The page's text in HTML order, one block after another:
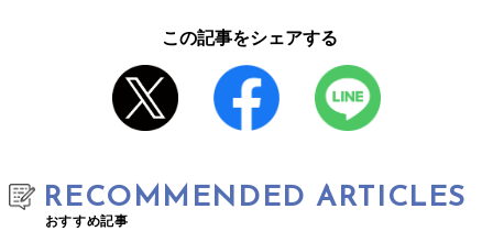
この記事をシェアする
RECOMMENDED ARTICLES
おすすめ記事